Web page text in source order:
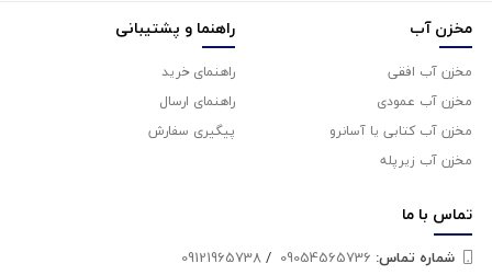
مخزن آب
مخزن آب افقی
مخزن آب عمودی
مخزن آب کتابی یا آسانرو
مخزن آب زیرپله
راهنما و پشتیبانی
راهنمای خرید
راهنمای ارسال
پیگیری سفارش
تماس با ما
شماره تماس‌: /
09121965738